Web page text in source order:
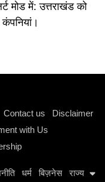
मोड में: उत्तराखंड को
Contact us
Disclaimer
with Us
धर्म बिज़नेस
राज्य